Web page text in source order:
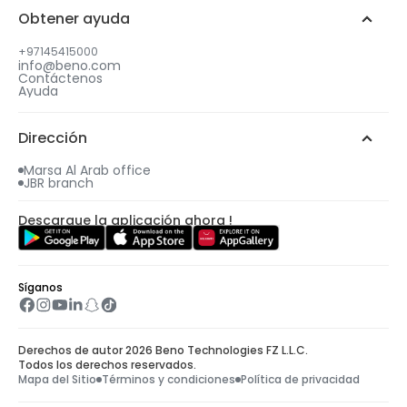
Obtener ayuda
+97145415000
info@beno.com
Contáctenos
Ayuda
Dirección
Marsa Al Arab office
JBR branch
Descargue la aplicación ahora !
Síganos
Derechos de autor 2026 Beno Technologies FZ L.L.C.
Todos los derechos reservados.
Mapa del Sitio Términos y condiciones Política de privacidad